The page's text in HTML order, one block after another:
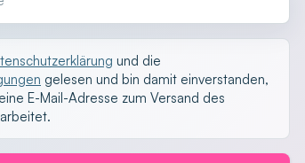
und die
gelesen und bin damit einverstanden,
E-Mail-Adresse zum Versand des